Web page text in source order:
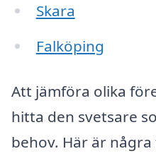
Skara
Falköping
Att jämföra olika
hitta den svetsare
behov. Här är